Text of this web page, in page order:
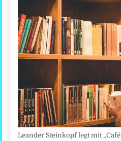
Leander Steinkopf legt mit